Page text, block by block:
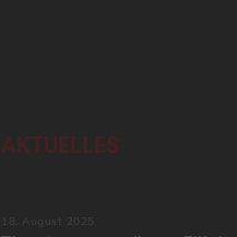
AKTUELLES
18. August 2025